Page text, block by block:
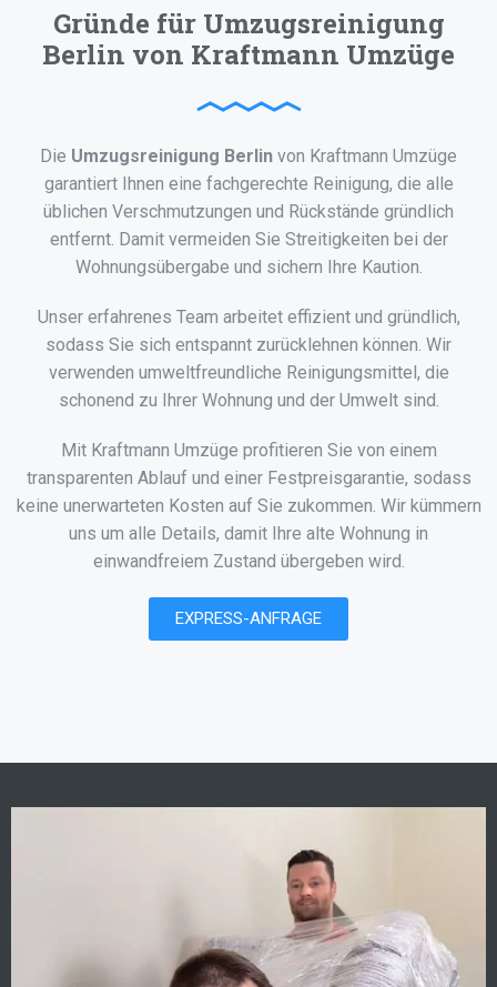
Gründe für Umzugsreinigung
Berlin von Kraftmann Umzüge
Die Umzugsreinigung Berlin von Kraftmann Umzüge
garantiert Ihnen eine fachgerechte Reinigung, die alle
üblichen Verschmutzungen und Rückstände gründlich
entfernt. Damit vermeiden Sie Streitigkeiten bei der
Wohnungsübergabe und sichern Ihre Kaution.
Unser erfahrenes Team arbeitet effizient und gründlich,
sodass Sie sich entspannt zurücklehnen können. Wir
verwenden umweltfreundliche Reinigungsmittel, die
schonend zu Ihrer Wohnung und der Umwelt sind.
Mit Kraftmann Umzüge profitieren Sie von einem
transparenten Ablauf und einer Festpreisgarantie, sodass
keine unerwarteten Kosten auf Sie zukommen. Wir kümmern
uns um alle Details, damit Ihre alte Wohnung in
einwandfreiem Zustand übergeben wird.
EXPRESS-ANFRAGE